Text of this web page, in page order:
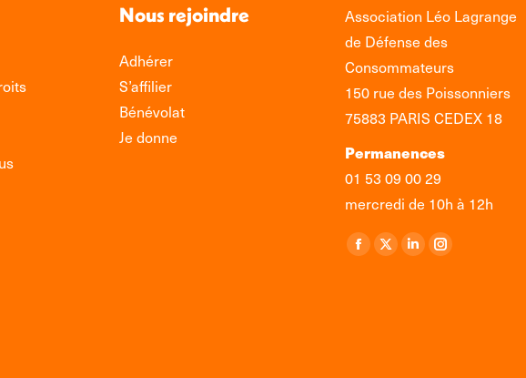
Nous rejoindre
Adhérer
S’affilier
Bénévolat
Je donne
Association Léo Lagrange
de Défense des
Consommateurs
150 rue des Poissonniers
75883 PARIS CEDEX 18
Permanences
01 53 09 00 29
mercredi de 10h à 12h
Retrouvez-nous sur :
La
La
La
La